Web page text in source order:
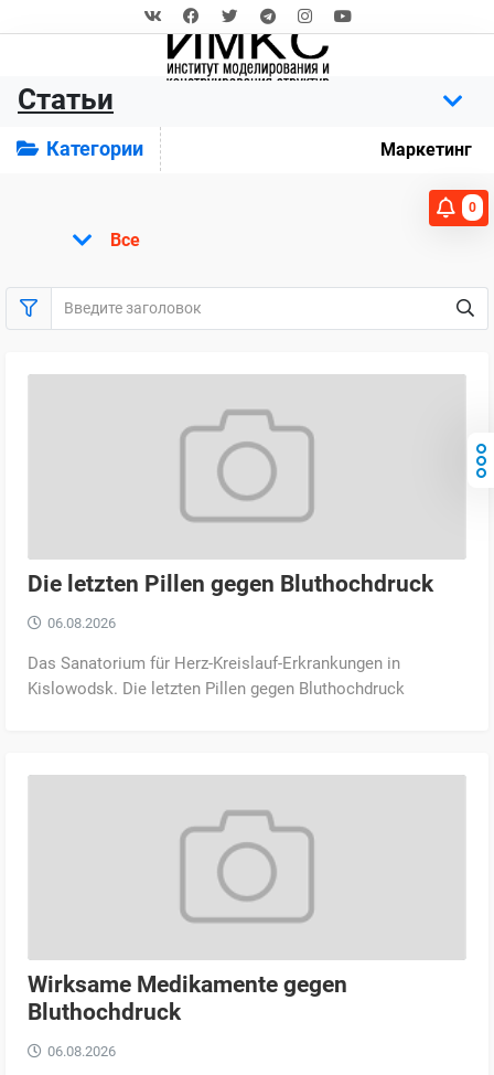
Статьи
Категории Маркетинг
0
Все
Die letzten Pillen gegen Bluthochdruck
06.08.2026
Das Sanatorium für Herz-Kreislauf-Erkrankungen in
Kislowodsk. Die letzten Pillen gegen Bluthochdruck
Wirksame Medikamente gegen
Bluthochdruck
06.08.2026